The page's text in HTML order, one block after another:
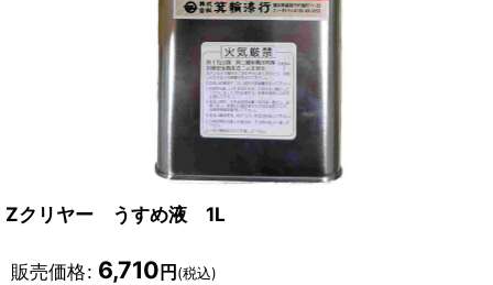
Zクリヤー うすめ液 1L
販売価格: 6,710円(税込)